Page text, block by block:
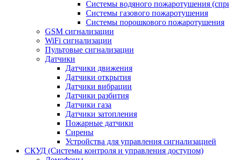
Системы водяного пожаротушения
Системы газового пожаротушения
Системы порошкового пожаротушения
GSM сигнализации
WiFi сигнализации
Пультовые сигнализации
Датчики
Датчики движения
Датчики открытия
Датчики вибрации
Датчики разбития
Датчики газа
Датчики затопления
Пожарные датчики
Сирены
Устройства для управления сигнализацией
СКУД (Системы контроля и управления доступом)